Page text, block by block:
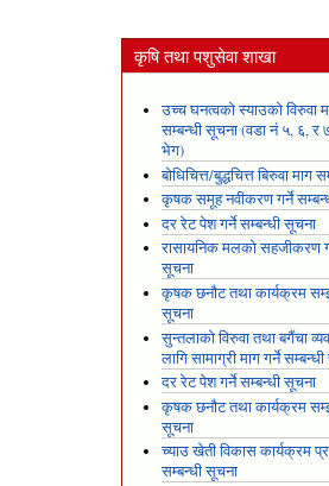
कृषि तथा पशुसेवा शाखा
उच्च घनत्वको स्याउको विरुवा
सम्बन्धी सूचना (वडा नं ५, ६, र
भेग)
बोधिचित्त/बुद्धचित्त बिरुवा माग
कृषक समूह नवीकरण गर्ने
दर रेट पेश गर्ने सम्बन्धी सूचना
रासायनिक मलको सहजीकरण
सूचना
कृषक छनौट तथा कार्यक्रम
सूचना
सुन्तलाको विरुवा तथा बगैंचा
लागि सामाग्री माग गर्ने
दर रेट पेश गर्ने सम्बन्धी सूचना
कृषक छनौट तथा कार्यक्रम
सूचना
च्याउ खेती विकास कार्यक्रम
सम्बन्धी सूचना